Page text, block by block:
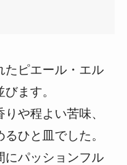
たピエール・エル
ます。
や程よい苦味、
ひと皿でした。
にパッションフル